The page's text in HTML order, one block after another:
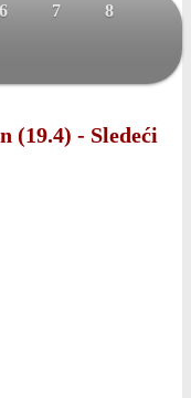
6 7 8
(19.4) - Sledeći